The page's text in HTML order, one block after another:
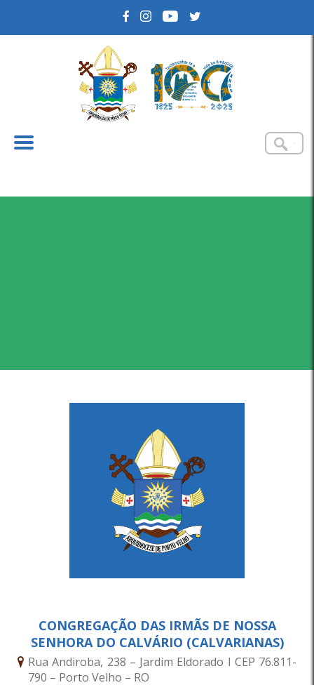
CONGREGAÇÃO DAS IRMÃS DE NOSSA
SENHORA DO CALVÁRIO (CALVARIANAS)
Rua Andiroba, 238 – Jardim Eldorado I CEP 76.811-
790 – Porto Velho – RO